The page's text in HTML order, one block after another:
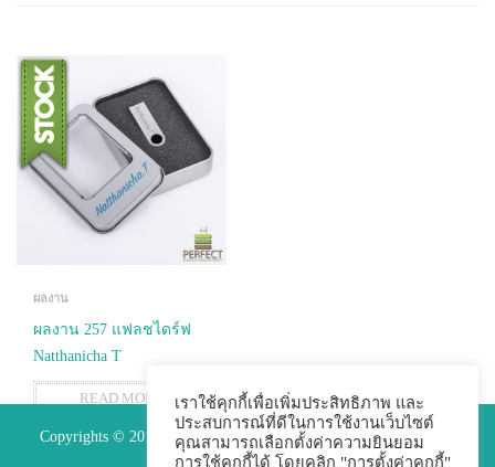
ผลงาน
ผลงาน 257 แฟลชไดร์ฟ
Natthanicha T
READ MORE
Copyrights © 2015 Premium Perfect Co.,ltd. All Rights Reserved.
เราใช้คุกกี้เพื่อเพิ่มประสิทธิภาพ และ
ประสบการณ์ที่ดีในการใช้งานเว็บไซต์
คุณสามารถเลือกตั้งค่าความยินยอม
การใช้คุกกี้ได้ โดยคลิก "การตั้งค่าคุกกี้"